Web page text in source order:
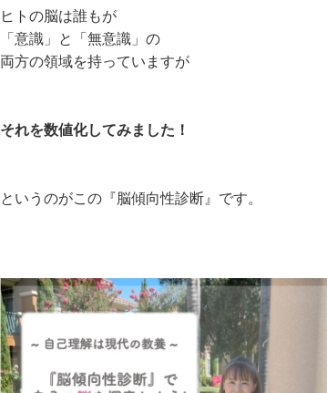
ヒトの脳は誰もが
「意識」と「無意識」の
両方の領域を持っていますが
それを数値化してみました！
というのがこの『脳傾向性診断』です。